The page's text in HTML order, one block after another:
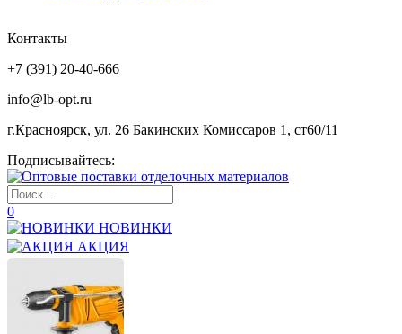
Контакты
+7 (391) 20-40-666
info@lb-opt.ru
г.Красноярск, ул. 26 Бакинских Комиссаров 1, ст60/11
Подписывайтесь:
0
НОВИНКИ
АКЦИЯ